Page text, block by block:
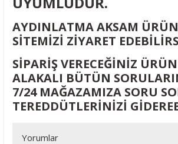
AYDINLATMA AKSAM
SİTEMİZİ ZİYARET
SİPARİŞ VERECEĞİNİZ
ALAKALI BÜTÜN
7/24 MAĞAZAMIZA SORU
TEREDDÜTLERİNİZİ
Yorumlar